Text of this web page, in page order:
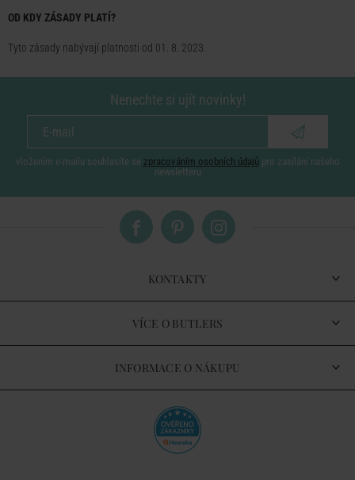
OD KDY ZÁSADY PLATÍ?
Tyto zásady nabývají platnosti od 01. 8. 2023.
Nenechte si ujít novinky!
vložením e-mailu souhlasíte se zpracováním osobních údajů pro zasílání našeho
newsletteru
KONTAKTY
VÍCE O BUTLERS
INFORMACE O NÁKUPU